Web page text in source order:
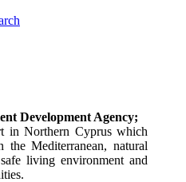
Development Agency;
in Northern Cyprus which
the Mediterranean, natural
living environment and